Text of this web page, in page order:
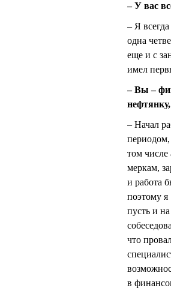
– У вас
– Я
одна
еще и с
имел
– Вы –
– Начал
периодом,
том числе
меркам,
и работа
поэтому
пусть и
что
в